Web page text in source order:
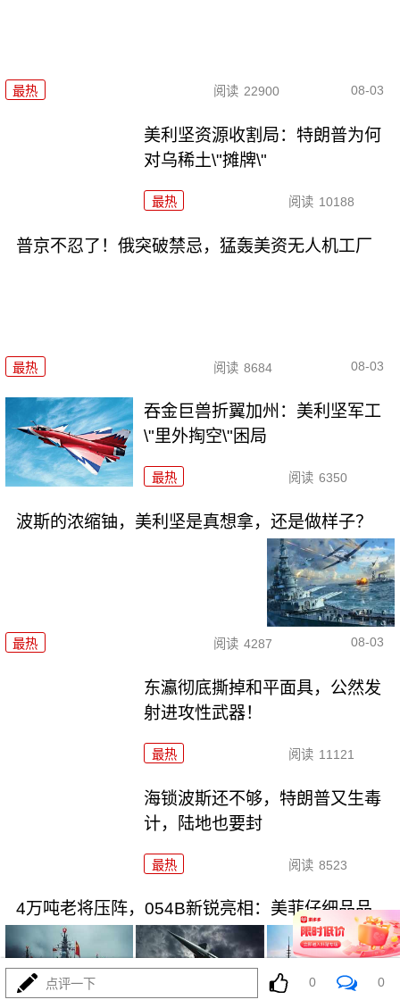
最热 阅读 22900 08-03
美利坚资源收割局：特朗普为何
对乌稀土\"摊牌\"
最热 阅读 10188
普京不忍了！俄突破禁忌，猛轰美资无人机工厂
最热 阅读 8684 08-03
吞金巨兽折翼加州：美利坚军工
\"里外掏空\"困局
最热 阅读 6350
波斯的浓缩铀，美利坚是真想拿，还是做样子？
最热 阅读 4287 08-03
东瀛彻底撕掉和平面具，公然发
射进攻性武器！
最热 阅读 11121
海锁波斯还不够，特朗普又生毒
计，陆地也要封
最热 阅读 8523
4万吨老将压阵，054B新锐亮相：美菲仔细品品
点评一下 0 0